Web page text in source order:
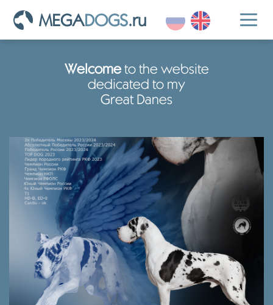
MEGADOGS.ru
Welcometo the website
dedicated to my
Great Danes